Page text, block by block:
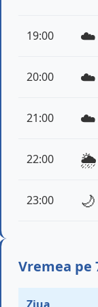
19:00 ☁️
20:00 ☁️
21:00 ☁️
22:00 🌦️
23:00 🌙
Vremea pe